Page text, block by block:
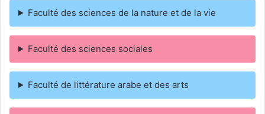
Faculté des sciences de la nature et de la vie
Faculté des sciences sociales
Faculté de littérature arabe et des arts